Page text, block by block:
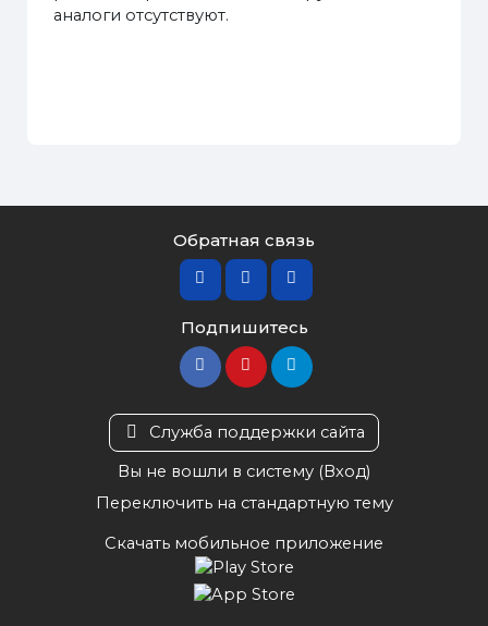
аналоги отсутствуют.
Обратная связь
Подпишитесь
Служба поддержки сайта
Вы не вошли в систему (Вход)
Переключить на стандартную тему
Скачать мобильное приложение